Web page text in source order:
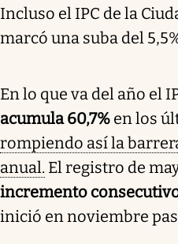
Incluso el IPC de la
marcó una suba del
En lo que va del año el
acumula 60,7% en los
rompiendo así la
anual. El registro de
incremento
inició en noviembre